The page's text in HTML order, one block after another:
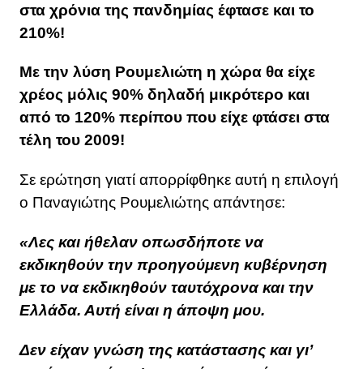
στα χρόνια της πανδημίας έφτασε και το
210%!
Με την λύση Ρουμελιώτη η χώρα θα είχε
χρέος μόλις 90% δηλαδή μικρότερο και
από το 120% περίπου που είχε φτάσει στα
τέλη του 2009!
Σε ερώτηση γιατί απορρίφθηκε αυτή η επιλογή
ο Παναγιώτης Ρουμελιώτης απάντησε:
«Λες και ήθελαν οπωσδήποτε να
εκδικηθούν την προηγούμενη κυβέρνηση
με το να εκδικηθούν ταυτόχρονα και την
Ελλάδα. Αυτή είναι η άποψη μου.
Δεν είχαν γνώση της κατάστασης και γι’